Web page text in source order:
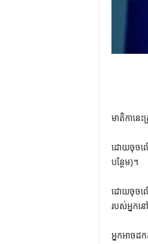
មាតិកានេ
ដោយចុចល
បន្ថែម)។
ដោយចុចល
របស់អ្នកន
អ្នកអាចដ